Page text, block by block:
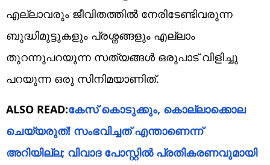
എല്ലാവരും ജീവിതത്തിൽ നേരിടേണ്ടിവരുന്ന
ബുദ്ധിമുട്ടുകളും പ്രശ്നങ്ങളും എല്ലാം
തുറന്നുപറയുന്ന സത്യങ്ങൾ ഒരുപാട് വിളിച്ചു
പറയുന്ന ഒരു സിനിമയാണിത്.
ALSO READ:കേസ് കൊടുക്കും, കൊല്ലാക്കൊല
ചെയ്യരുത്! സംഭവിച്ചത് എന്താണെന്ന്
അറിയില്ല; വിവാദ പോസ്റ്റിൽ പ്രതികരണവുമായി